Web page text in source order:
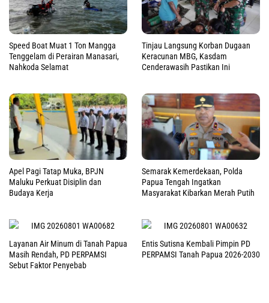
Speed Boat Muat 1 Ton Mangga
Tenggelam di Perairan Manasari,
Nahkoda Selamat
Tinjau Langsung Korban Dugaan
Keracunan MBG, Kasdam
Cenderawasih Pastikan Ini
Apel Pagi Tatap Muka, BPJN
Maluku Perkuat Disiplin dan
Budaya Kerja
Semarak Kemerdekaan, Polda
Papua Tengah Ingatkan
Masyarakat Kibarkan Merah Putih
Layanan Air Minum di Tanah Papua
Masih Rendah, PD PERPAMSI
Sebut Faktor Penyebab
Entis Sutisna Kembali Pimpin PD
PERPAMSI Tanah Papua 2026-2030